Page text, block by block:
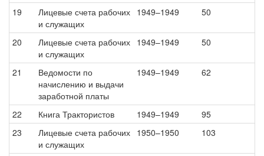
19
Лицевые счета рабочих
и служащих
1949–1949 50
20
Лицевые счета рабочих
и служащих
1949–1949 50
21
Ведомости по
начислению и выдачи
заработной платы
1949–1949 62
22 Книга Трактористов 1949–1949
95
23
Лицевые счета рабочих
и служащих
1950–1950 103